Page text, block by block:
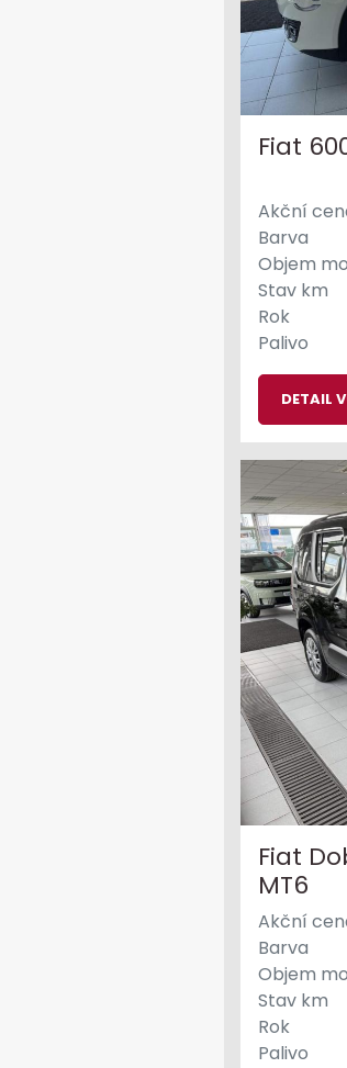
Fiat
Akční
Barva
Objem
Stav km
Rok
Palivo
DETAIL
Fiat
MT6
Akční
Barva
Objem
Stav km
Rok
Palivo